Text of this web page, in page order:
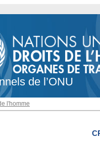
de l’ONU
l'homme